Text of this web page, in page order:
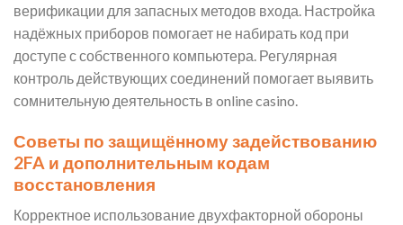
верификации для запасных методов входа. Настройка
надёжных приборов помогает не набирать код при
доступе с собственного компьютера. Регулярная
контроль действующих соединений помогает выявить
сомнительную деятельность в online casino.
Советы по защищённому задействованию
2FA и дополнительным кодам
восстановления
Корректное использование двухфакторной обороны